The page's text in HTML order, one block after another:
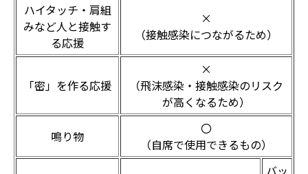
ハイタッチ・肩組
みなど人と接触す
る応援
×
（接触感染につながるため）
「密」を作る応援
×
（飛沫感染・接触感染のリスク
が高くなるため）
鳴り物
〇
（自席で使用できるもの）
バッ